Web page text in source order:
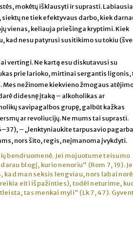
mokėtų išklausyti ir suprasti.
ne tiek efektyvaus darbo, kiek
vienas, keliauja priešinga kryptimi. Kiek
kad nesu patyrusi susitikimo su tokiu
vertingi. Ne kartą esu diskutavusi su
prie larioko, mirtinai sergantis ligonis,
nežinome kiekvieno žmogaus
didesnę įtaką – alkoholikas ar
savipagalbos grupę, galbūt kažkas
ar revoliucijų. Ne mums tai suprasti.
– „lenktyniaukite tarpusavio
nors šito, regis, neįmanoma įvykdyti.
bendruomenė. Jei mojuotume teisumo
blogį, kurio nenoriu“ (Rom 7, 19).
man seksis lengviau, nors labai
eiti išpažinties), todėl neturime,
tas menkai myli“ (Lk 7, 47).